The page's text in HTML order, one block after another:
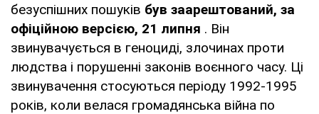
безуспішних пошуків був заарештований, за
офіційною версією, 21 липня . Він
звинувачується в геноциді, злочинах проти
людства і порушенні законів воєнного часу. Ці
звинувачення стосуються періоду 1992-1995
років, коли велася громадянська війна по